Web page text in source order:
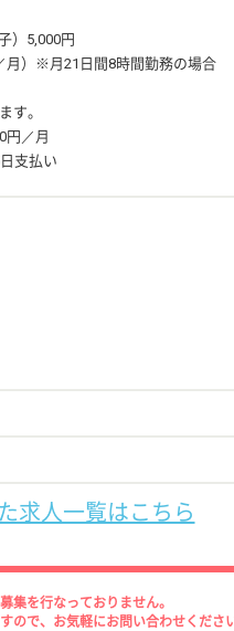
）5,000円
）※月21日間8時間勤務の場合
す。
／月
支払い
求人一覧はこちら
集を行なっておりません。
ので、お気軽にお問い合わせくださ